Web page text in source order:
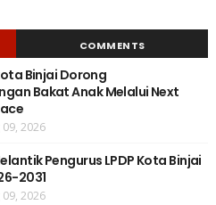
COMMENTS
Binjai Dorong
Bakat Anak Melalui Next
09, 2026
Pengurus LPDP Kota Binjai
2031
09, 2026